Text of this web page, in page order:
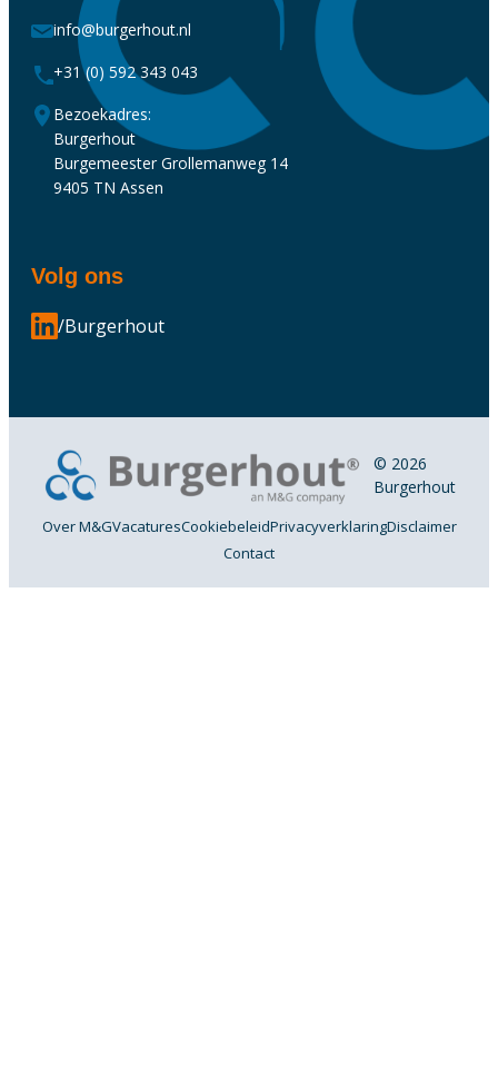
info@burgerhout.nl
+31 (0) 592 343 043
Bezoekadres:
Burgerhout
Burgemeester Grollemanweg 14
9405 TN Assen
Volg ons
/Burgerhout
© 2026
Burgerhout
Over M&GVacaturesCookiebeleidPrivacyverklaringDisclaimer
Contact